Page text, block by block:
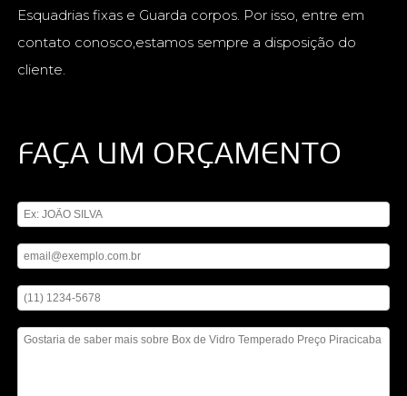
Esquadrias fixas e Guarda corpos. Por isso, entre em
contato conosco,estamos sempre a disposição do
cliente.
FAÇA UM ORÇAMENTO